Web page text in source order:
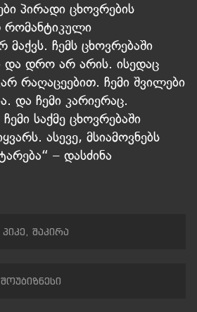
პირადი ცხოვრების
რომანტიკული
ჩემს ცხოვრებაში
და დრო არ არის. ისედაც
რაღაცეებით. ჩემი შვილები
და ჩემი კარიერაც.
საქმე ცხოვრებაში
ასევე, მსიამოვნებს
– დასძინა
, შაკირა
შოუბიზნესი